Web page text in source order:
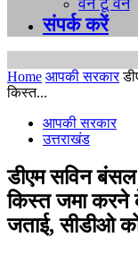
संपर्क करें
Home आपकी सरकार
किस्त...
आपकी सरकार
उत्तराखंड
डीएम सविन
किस्त जमा करने
जताई, सीडीओ